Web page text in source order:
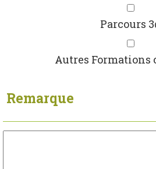
Parcours
Autres Formations
Remarque